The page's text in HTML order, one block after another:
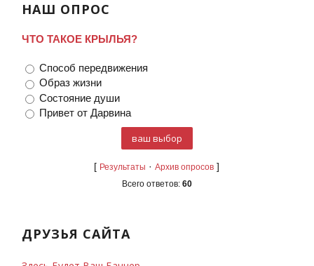
НАШ ОПРОС
ЧТО ТАКОЕ КРЫЛЬЯ?
Способ передвижения
Образ жизни
Состояние души
Привет от Дарвина
[ Результаты ·Архив опросов ]
Всего ответов: 60
ДРУЗЬЯ САЙТА